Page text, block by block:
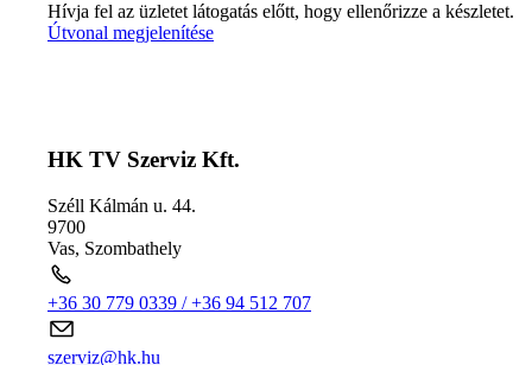
Hívja fel az üzletet látogatás előtt, hogy ellenőrizze a készletet.
Útvonal megjelenítése
HK TV Szerviz Kft.
Széll Kálmán u. 44.
9700
Vas, Szombathely
+36 30 779 0339 / +36 94 512 707
szerviz@hk.hu